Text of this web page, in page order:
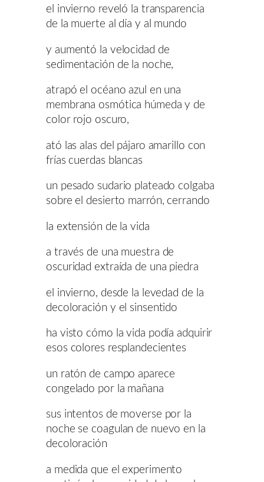
el invierno reveló la transparencia
de la muerte al día y al mundo
y aumentó la velocidad de
sedimentación de la noche,
atrapó el océano azul en una
membrana osmótica húmeda y de
color rojo oscuro,
ató las alas del pájaro amarillo con
frías cuerdas blancas
un pesado sudario plateado colgaba
sobre el desierto marrón, cerrando
la extensión de la vida
a través de una muestra de
oscuridad extraída de una piedra
el invierno, desde la levedad de la
decoloración y el sinsentido
ha visto cómo la vida podía adquirir
esos colores resplandecientes
un ratón de campo aparece
congelado por la mañana
sus intentos de moverse por la
noche se coagulan de nuevo en la
decoloración
a medida que el experimento